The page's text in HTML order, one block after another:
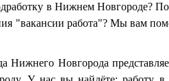
в Нижнем Новгороде?
"вакансии работа"? Мы вам
Нижнего Новгорода